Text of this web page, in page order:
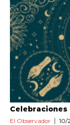
El Observador 10/